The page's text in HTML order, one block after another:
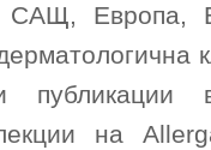
САЩ, Европа,
публикации
на